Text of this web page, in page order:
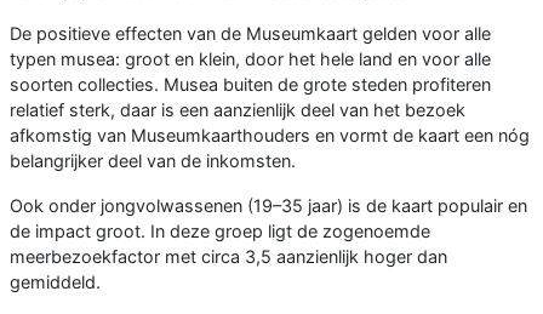
De positieve effecten van de Museumkaart gelden voor alle
typen musea: groot en klein, door het hele land en voor alle
soorten collecties. Musea buiten de grote steden profiteren
relatief sterk, daar is een aanzienlijk deel van het bezoek
afkomstig van Museumkaarthouders en vormt de kaart een nóg
belangrijker deel van de inkomsten.
Ook onder jongvolwassenen (19–35 jaar) is de kaart populair en
de impact groot. In deze groep ligt de zogenoemde
meerbezoekfactor met circa 3,5 aanzienlijk hoger dan
gemiddeld.